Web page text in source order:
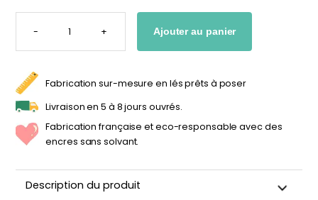
-
QUANTITÉ
PAPIER
PORTRAIT
ENFANT
+ Ajouter au panier
Fabrication sur-mesure en lés prêts à poser
Livraison en 5 à 8 jours ouvrés.
Fabrication française et eco-responsable avec des
encres sans solvant.
Description du produit